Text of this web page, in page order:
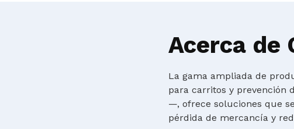
Acerca de
La gama ampliada de
para carritos y prevención
—, ofrece soluciones que
pérdida de mercancía y